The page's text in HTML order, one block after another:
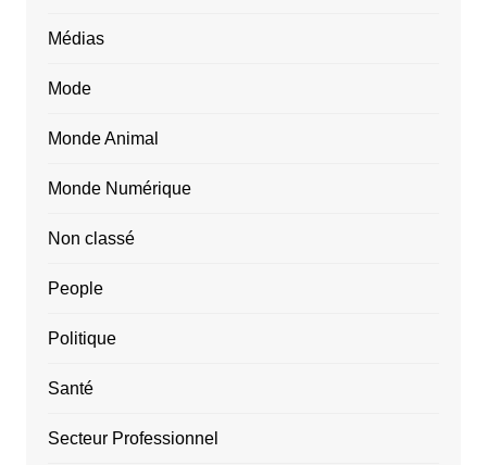
Médias
Mode
Monde Animal
Monde Numérique
Non classé
People
Politique
Santé
Secteur Professionnel